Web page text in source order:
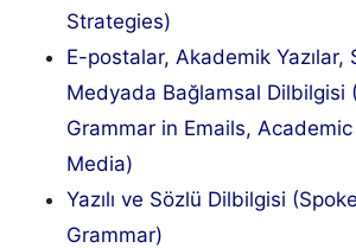
Strategies)
E-postalar, Akademik Yazılar,
Medyada Bağlamsal Dilbilgisi
Grammar in Emails,
Media)
Yazılı ve Sözlü Dilbilgisi
Grammar)